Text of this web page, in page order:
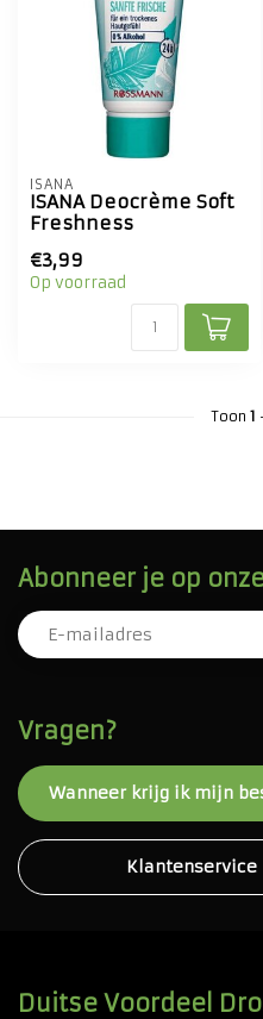
ISANA
ISANA Deocrème Soft
Freshness
€3,99
Op voorraad
Toon 1
Vragen?
Wanneer krijg ik mijn
Klantenservice
Abonneer je op
Duitse Voordeel